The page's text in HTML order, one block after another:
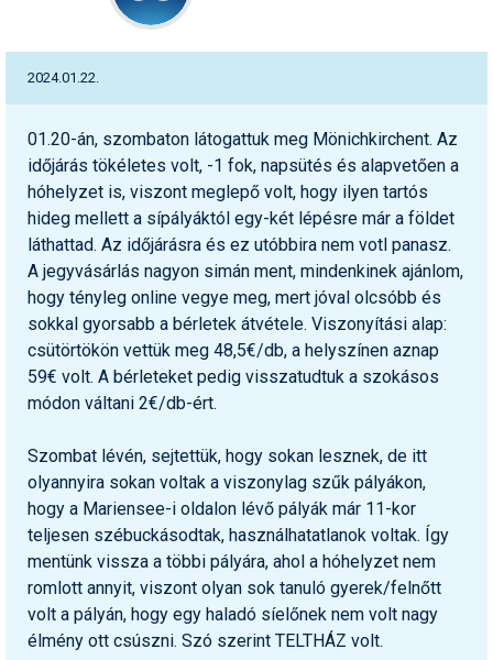
2024.01.22.
01.20-án, szombaton látogattuk meg Mönichkirchent. Az
időjárás tökéletes volt, -1 fok, napsütés és alapvetően a
hóhelyzet is, viszont meglepő volt, hogy ilyen tartós
hideg mellett a sípályáktól egy-két lépésre már a földet
láthattad. Az időjárásra és ez utóbbira nem votl panasz.
A jegyvásárlás nagyon simán ment, mindenkinek ajánlom,
hogy tényleg online vegye meg, mert jóval olcsóbb és
sokkal gyorsabb a bérletek átvétele. Viszonyítási alap:
csütörtökön vettük meg 48,5€/db, a helyszínen aznap
59€ volt. A bérleteket pedig visszatudtuk a szokásos
módon váltani 2€/db-ért.
Szombat lévén, sejtettük, hogy sokan lesznek, de itt
olyannyira sokan voltak a viszonylag szűk pályákon,
hogy a Mariensee-i oldalon lévő pályák már 11-kor
teljesen szébuckásodtak, használhatatlanok voltak. Így
mentünk vissza a többi pályára, ahol a hóhelyzet nem
romlott annyit, viszont olyan sok tanuló gyerek/felnőtt
volt a pályán, hogy egy haladó síelőnek nem volt nagy
élmény ott csúszni. Szó szerint TELTHÁZ volt.